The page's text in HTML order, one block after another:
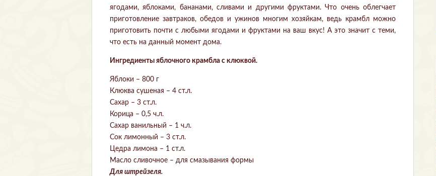
ягодами, яблоками, бананами, сливами и другими фруктами. Что очень облегчает
приготовление завтраков, обедов и ужинов многим хозяйкам, ведь крамбл можно
приготовить почти с любыми ягодами и фруктами на ваш вкус! А это значит с теми,
что есть на данный момент дома.
Ингредиенты яблочного крамбла с клюквой.
Яблоки – 800 г
Клюква сушеная – 4 ст.л.
Сахар – 3 ст.л.
Корица – 0,5 ч.л.
Сахар ванильный – 1 ч.л.
Сок лимонный – 3 ст.л.
Цедра лимона – 1 ст.л.
Масло сливочное – для смазывания формы
Для штрейзеля.